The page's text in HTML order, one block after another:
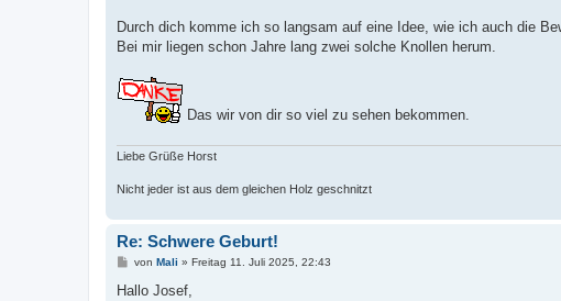
Durch dich komme ich so langsam auf eine Idee, wie ich auch die
Bei mir liegen schon Jahre lang zwei solche Knollen herum.
Das wir von dir so viel zu sehen bekommen.
Liebe Grüße Horst
Nicht jeder ist aus dem gleichen Holz geschnitzt
Re: Schwere Geburt!
B
i
von Mali » Freitag 11. Juli 2025, 22:43
Hallo Josef,